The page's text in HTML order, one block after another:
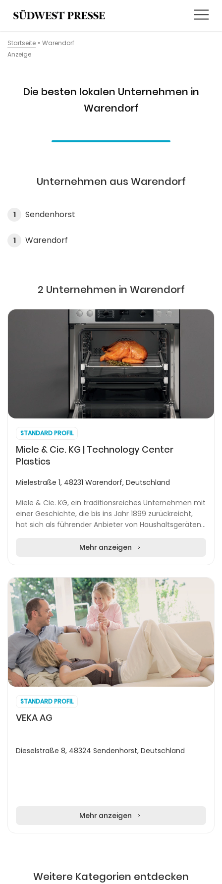
Startseite » Warendorf
Anzeige
Die besten lokalen Unternehmen in
Warendorf
Unternehmen aus Warendorf
1 Sendenhorst
1 Warendorf
2 Unternehmen in Warendorf
STANDARD PROFIL
Miele & Cie. KG | Technology Center
Plastics
Mielestraße 1, 48231 Warendorf, Deutschland
Miele & Cie. KG, ein traditionsreiches Unternehmen mit
einer Geschichte, die bis ins Jahr 1899 zurückreicht,
hat sich als führender Anbieter von Haushaltsgeräten
Mehr anzeigen
STANDARD PROFIL
VEKA AG
Dieselstraße 8, 48324 Sendenhorst, Deutschland
Mehr anzeigen
Weitere Kategorien entdecken